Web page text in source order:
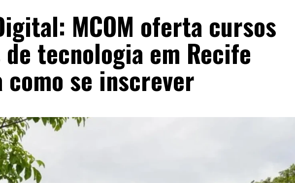
MCOM oferta cursos
tecnologia em Recife
como se inscrever